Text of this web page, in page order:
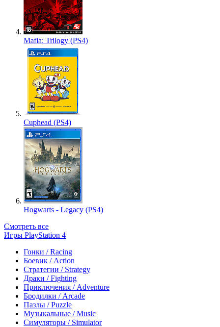
Mafia: Trilogy (PS4)
Cuphead (PS4)
Hogwarts - Legacy (PS4)
Смотреть все
Игры PlayStation 4
Гонки / Racing
Боевик / Action
Стратегии / Strategy
Драки / Fighting
Приключения / Adventure
Бродилки / Arcade
Пазлы / Puzzle
Музыкальные / Music
Симуляторы / Simulator